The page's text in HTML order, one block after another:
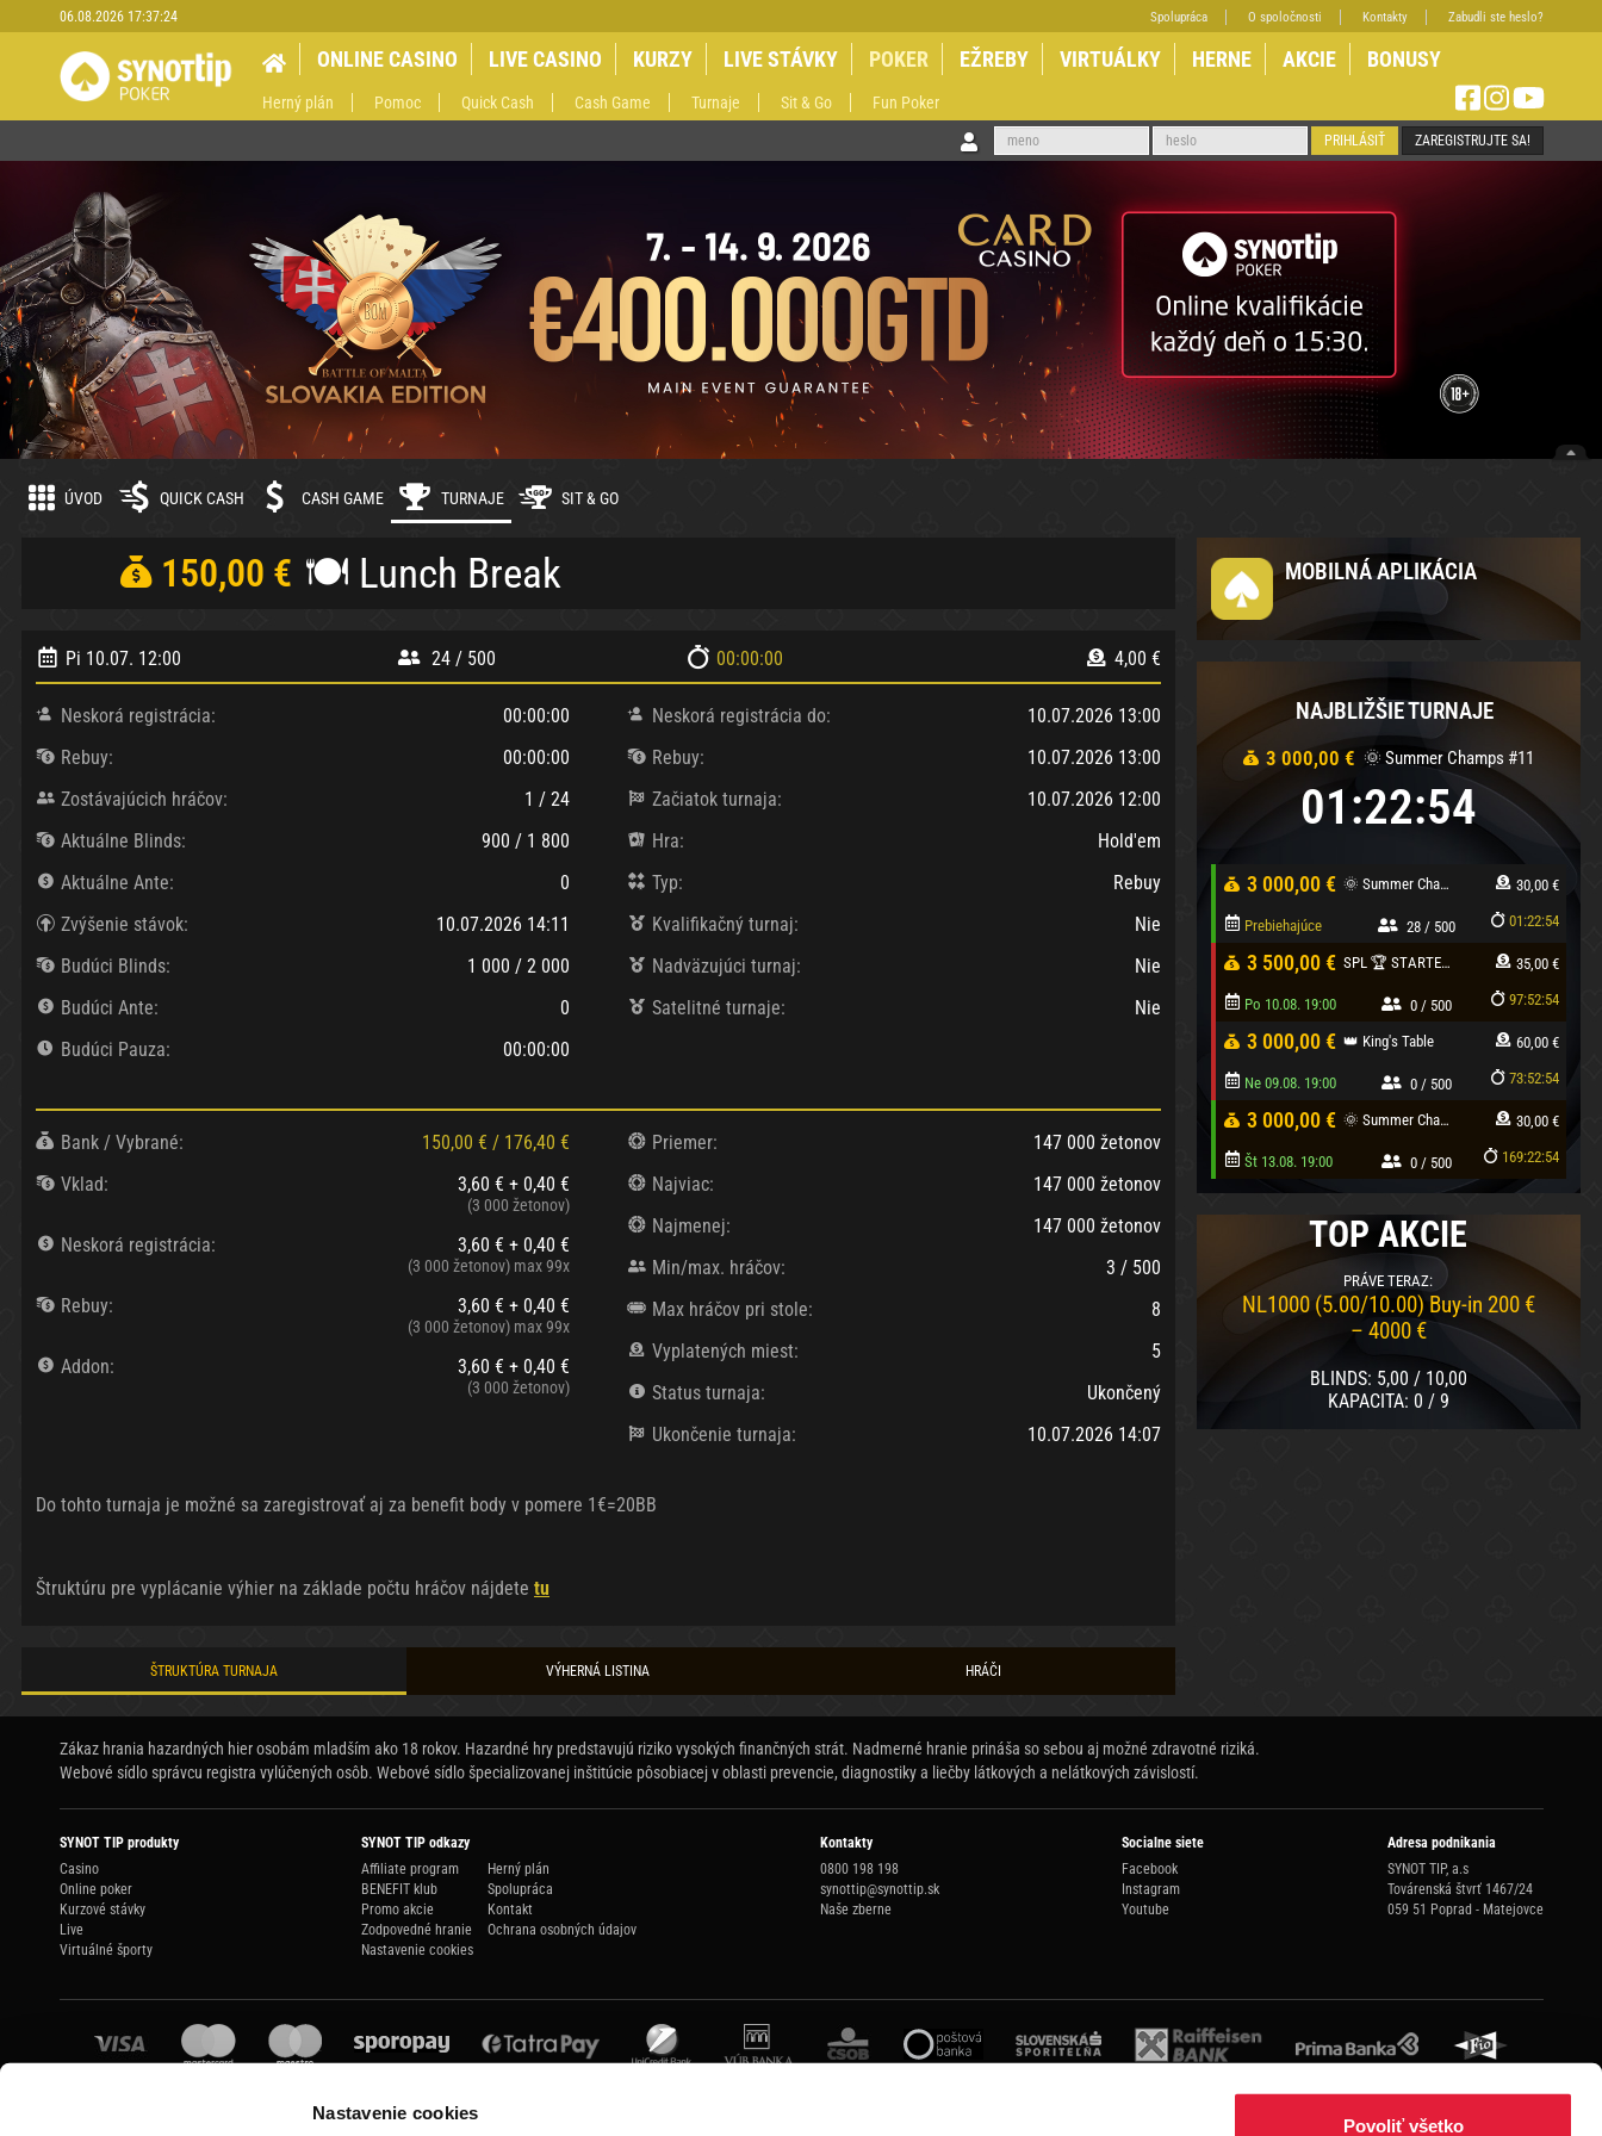
Nastavenie cookies
Povoliť všetko
06.08.2026 17:37:25 Spolupráca O spoločnosti Kontakty Zabudli ste heslo?
ONLINE CASINO LIVE CASINO KURZY LIVE STÁVKY POKER
Herný plán Pomoc Quick Cash Cash Game Turnaje Sit & Go Fun Poker
EŽREBY VIRTUÁLKY HERNE AKCIE BONUSY
PRIHLÁSIŤ ZAREGISTRUJTE SA!
ÚVOD QUICK CASH CASH GAME TURNAJE SIT & GO
150,00 € 🍽️ Lunch Break
Pi 10.07. 12:00 24 / 500 00:00:00 4,00 €
Neskorá registrácia:
00:00:00
Rebuy:
00:00:00
Zostávajúcich hráčov:
1 / 24
Aktuálne Blinds:
900 / 1 800
Aktuálne Ante:
0
Zvýšenie stávok:
10.07.2026 14:11
Budúci Blinds:
1 000 / 2 000
Budúci Ante:
0
Budúci Pauza:
00:00:00
Neskorá registrácia do:
10.07.2026 13:00
Rebuy:
10.07.2026 13:00
Začiatok turnaja:
10.07.2026 12:00
Hra:
Hold'em
Typ:
Rebuy
Kvalifikačný turnaj:
Nie
Nadväzujúci turnaj:
Nie
Satelitné turnaje:
Nie
Bank / Vybrané: 150,00 € / 176,40 €
Vklad:
3,60 € + 0,40 €
(3 000 žetonov)
Neskorá registrácia: 3,60 € + 0,40 €
(3 000 žetonov) max 99x
Rebuy: 3,60 € + 0,40 €
(3 000 žetonov) max 99x
Addon: 3,60 € + 0,40 €
(3 000 žetonov)
Priemer:
147 000 žetonov
Najviac:
147 000 žetonov
Najmenej:
147 000 žetonov
Min/max. hráčov:
3 / 500
Max hráčov pri stole:
8
Vyplatených miest:
5
Status turnaja:
Ukončený
Ukončenie turnaja:
10.07.2026 14:07
Do tohto turnaja je možné sa zaregistrovať aj za benefit body v pomere 1€=20BB
Štruktúru pre vyplácanie výhier na základe počtu hráčov nájdete tu
ŠTRUKTÚRA TURNAJA VÝHERNÁ LISTINA HRÁČI
MOBILNÁ APLIKÁCIA
NAJBLIŽŠIE TURNAJE
3 000,00 € 🌞 Summer Champs #11
01:22:54
3 000,00 € 🌞 Summer Champs #11
Prebiehajúce 28 / 500 01:22:54
30,00 €
3 500,00 € SPL 🏆 STARTER 🔄 LR do 21:30
Po 10.08. 19:00 0 / 500 97:52:54
35,00 €
3 000,00 € 👑 King's Table
Ne 09.08. 19:00 0 / 500 73:52:54
60,00 €
3 000,00 € 🌞 Summer Champs #13
Št 13.08. 19:00 0 / 500 169:22:54
30,00 €
Registrovať Detail turnaja
TOP AKCIE
PRÁVE TERAZ:
NL1000 (5.00/10.00) Buy-in 200 €
– 4000 €
BLINDS: 5,00 / 10,00
KAPACITA: 0 / 9
Zákaz hrania hazardných hier osobám mladším ako 18 rokov. Hazardné hry predstavujú riziko vysokých finančných strát. Nadmerné hranie prináša so sebou aj možné zdravotné riziká.
Webové sídlo správcu registra vylúčených osôb. Webové sídlo špecializovanej inštitúcie pôsobiacej v oblasti prevencie, diagnostiky a liečby látkových a nelátkových závislostí.
SYNOT TIP produkty
Casino
Online poker
Kurzové stávky
Live
Virtuálné športy
SYNOT TIP odkazy
Affiliate program
BENEFIT klub
Promo akcie
Zodpovedné hranie
Nastavenie cookies
Herný plán
Spolupráca
Kontakt
Ochrana osobných údajov
Kontakty
0800 198 198
synottip@synottip.sk
Naše zberne
Socialne siete
Facebook
Instagram
Youtube
Adresa podnikania
SYNOT TIP, a.s
Továrenská štvrť 1467/24
059 51 Poprad - Matejovce